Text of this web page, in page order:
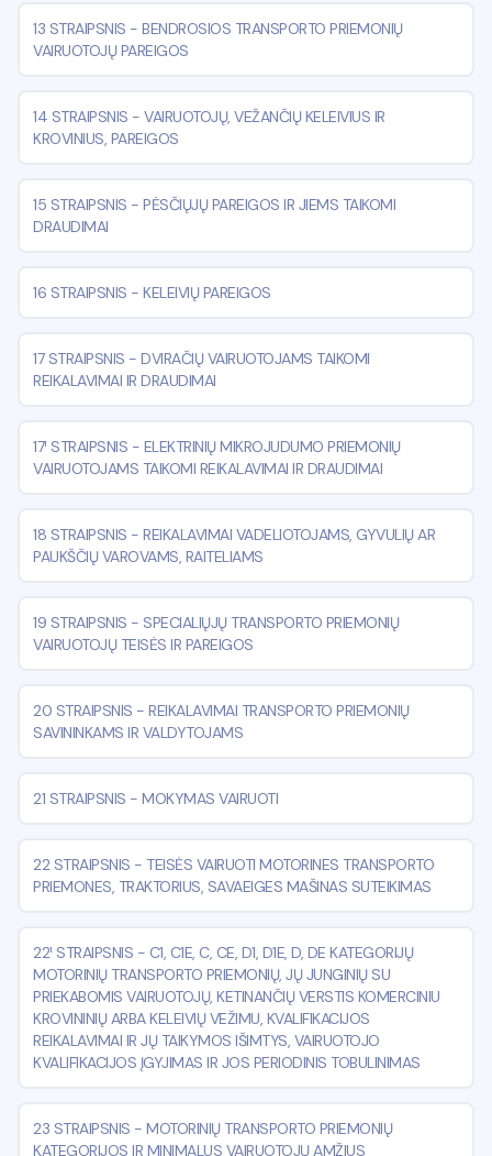
13 STRAIPSNIS - BENDROSIOS TRANSPORTO PRIEMONIŲ
VAIRUOTOJŲ PAREIGOS
14 STRAIPSNIS - VAIRUOTOJŲ, VEŽANČIŲ KELEIVIUS IR
KROVINIUS, PAREIGOS
15 STRAIPSNIS - PĖSČIŲJŲ PAREIGOS IR JIEMS TAIKOMI
DRAUDIMAI
16 STRAIPSNIS - KELEIVIŲ PAREIGOS
17 STRAIPSNIS - DVIRAČIŲ VAIRUOTOJAMS TAIKOMI
REIKALAVIMAI IR DRAUDIMAI
17¹ STRAIPSNIS - ELEKTRINIŲ MIKROJUDUMO PRIEMONIŲ
VAIRUOTOJAMS TAIKOMI REIKALAVIMAI IR DRAUDIMAI
18 STRAIPSNIS - REIKALAVIMAI VADELIOTOJAMS, GYVULIŲ AR
PAUKŠČIŲ VAROVAMS, RAITELIAMS
19 STRAIPSNIS - SPECIALIŲJŲ TRANSPORTO PRIEMONIŲ
VAIRUOTOJŲ TEISĖS IR PAREIGOS
20 STRAIPSNIS - REIKALAVIMAI TRANSPORTO PRIEMONIŲ
SAVININKAMS IR VALDYTOJAMS
21 STRAIPSNIS - MOKYMAS VAIRUOTI
22 STRAIPSNIS - TEISĖS VAIRUOTI MOTORINES TRANSPORTO
PRIEMONES, TRAKTORIUS, SAVAEIGES MAŠINAS SUTEIKIMAS
22¹ STRAIPSNIS - C1, C1E, C, CE, D1, D1E, D, DE KATEGORIJŲ
MOTORINIŲ TRANSPORTO PRIEMONIŲ, JŲ JUNGINIŲ SU
PRIEKABOMIS VAIRUOTOJŲ, KETINANČIŲ VERSTIS KOMERCINIU
KROVININIŲ ARBA KELEIVIŲ VEŽIMU, KVALIFIKACIJOS
REIKALAVIMAI IR JŲ TAIKYMOS IŠIMTYS, VAIRUOTOJO
KVALIFIKACIJOS ĮGYJIMAS IR JOS PERIODINIS TOBULINIMAS
23 STRAIPSNIS - MOTORINIŲ TRANSPORTO PRIEMONIŲ
KATEGORIJOS IR MINIMALUS VAIRUOTOJŲ AMŽIUS